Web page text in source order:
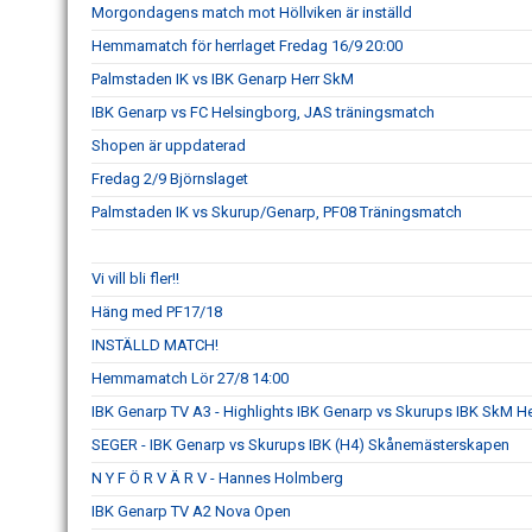
Morgondagens match mot Höllviken är inställd
Hemmamatch för herrlaget Fredag 16/9 20:00
Palmstaden IK vs IBK Genarp Herr SkM
IBK Genarp vs FC Helsingborg, JAS träningsmatch
Shopen är uppdaterad
Fredag 2/9 Björnslaget
Palmstaden IK vs Skurup/Genarp, PF08 Träningsmatch
Vi vill bli fler!!
Häng med PF17/18
INSTÄLLD MATCH!
Hemmamatch Lör 27/8 14:00
IBK Genarp TV A3 - Highlights IBK Genarp vs Skurups IBK SkM
SEGER - IBK Genarp vs Skurups IBK (H4) Skånemästerskapen
N Y F Ö R V Ä R V - Hannes Holmberg
IBK Genarp TV A2 Nova Open